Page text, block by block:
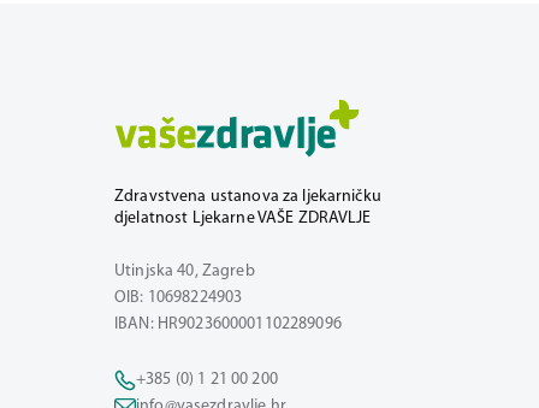
Zdravstvena ustanova za ljekarničku
djelatnost Ljekarne VAŠE ZDRAVLJE
Utinjska 40, Zagreb
OIB: 10698224903
IBAN: HR9023600001102289096
+385 (0) 1 21 00 200